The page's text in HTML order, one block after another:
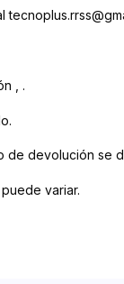
, .
de devolución se
variar.